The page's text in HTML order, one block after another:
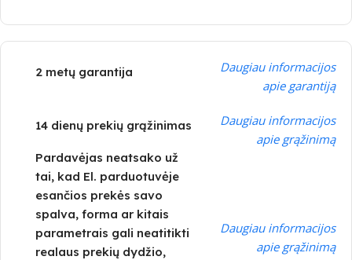
2 metų garantija
Daugiau informacijos
apie garantiją
14 dienų prekių grąžinimas
Daugiau informacijos
apie grąžinimą
Pardavėjas neatsako už
tai, kad El. parduotuvėje
esančios prekės savo
spalva, forma ar kitais
parametrais gali neatitikti
realaus prekių dydžio,
Daugiau informacijos
apie grąžinimą